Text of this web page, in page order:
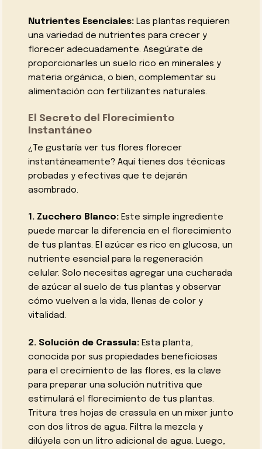
Nutrientes Esenciales: Las plantas requieren
una variedad de nutrientes para crecer y
florecer adecuadamente. Asegúrate de
proporcionarles un suelo rico en minerales y
materia orgánica, o bien, complementar su
alimentación con fertilizantes naturales.
El Secreto del Florecimiento
Instantáneo
¿Te gustaría ver tus flores florecer
instantáneamente? Aquí tienes dos técnicas
probadas y efectivas que te dejarán
asombrado.
1. Zucchero Blanco: Este simple ingrediente
puede marcar la diferencia en el florecimiento
de tus plantas. El azúcar es rico en glucosa, un
nutriente esencial para la regeneración
celular. Solo necesitas agregar una cucharada
de azúcar al suelo de tus plantas y observar
cómo vuelven a la vida, llenas de color y
vitalidad.
2. Solución de Crassula: Esta planta,
conocida por sus propiedades beneficiosas
para el crecimiento de las flores, es la clave
para preparar una solución nutritiva que
estimulará el florecimiento de tus plantas.
Tritura tres hojas de crassula en un mixer junto
con dos litros de agua. Filtra la mezcla y
dilúyela con un litro adicional de agua. Luego,